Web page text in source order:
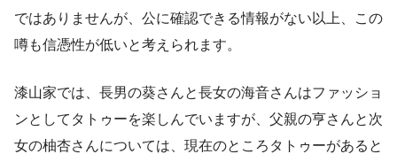
ではありませんが、公に確認できる情報がない以上、この
噂も信憑性が低いと考えられます。
漆山家では、長男の葵さんと長女の海音さんはファッショ
ンとしてタトゥーを楽しんでいますが、父親の亨さんと次
女の柚杏さんについては、現在のところタトゥーがあると